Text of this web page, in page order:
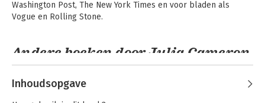
Washington Post, The New York Times en voor bladen als
Vogue en Rolling Stone.
Andere boeken door Julia Cameron
Inhoudsopgave